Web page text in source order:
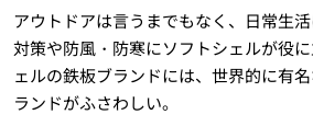
アウトドアは言うまでもなく、日常生
対策や防風・防寒にソフトシェルが役
ェルの鉄板ブランドには、世界的に有
ランドがふさわしい。